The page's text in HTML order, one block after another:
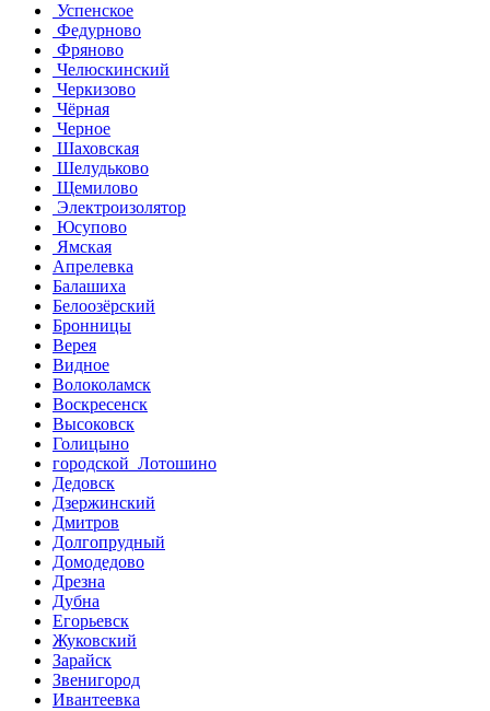
Успенское
Федурново
Фряново
Челюскинский
Черкизово
Чёрная
Черное
Шаховская
Шелудьково
Щемилово
Электроизолятор
Юсупово
Ямская
Апрелевка
Балашиха
Белоозёрский
Бронницы
Верея
Видное
Волоколамск
Воскресенск
Высоковск
Голицыно
городской Лотошино
Дедовск
Дзержинский
Дмитров
Долгопрудный
Домодедово
Дрезна
Дубна
Егорьевск
Жуковский
Зарайск
Звенигород
Ивантеевка